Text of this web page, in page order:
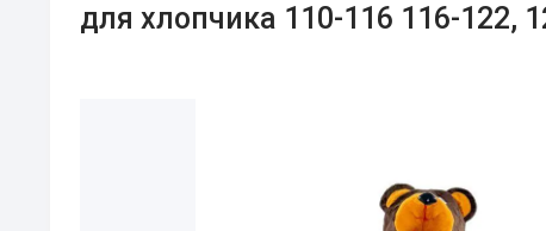
для хлопчика 110-116 116-122,